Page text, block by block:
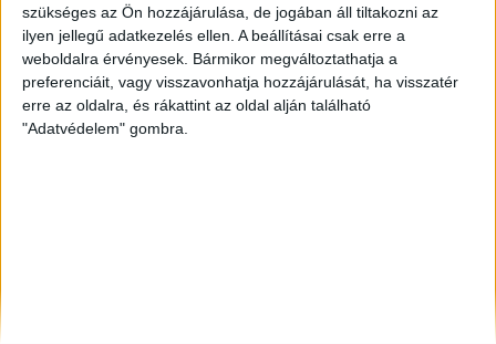
szükséges az Ön hozzájárulása, de jogában áll tiltakozni az
ilyen jellegű adatkezelés ellen. A beállításai csak erre a
weboldalra érvényesek. Bármikor megváltoztathatja a
preferenciáit, vagy visszavonhatja hozzájárulását, ha visszatér
erre az oldalra, és rákattint az oldal alján található
"Adatvédelem" gombra.